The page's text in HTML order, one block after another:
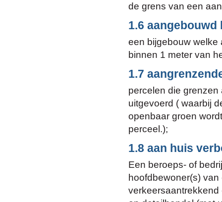
de grens van een
1.6 aangebouwd
een bijgebouw welke
binnen 1 meter van
1.7
percelen die
uitgevoerd ( waarbij
openbaar groen
perceel.);
1.8 aan huis
Een beroeps- of
hoofdbewoner(s)